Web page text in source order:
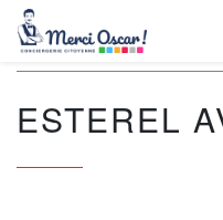
ESTEREL